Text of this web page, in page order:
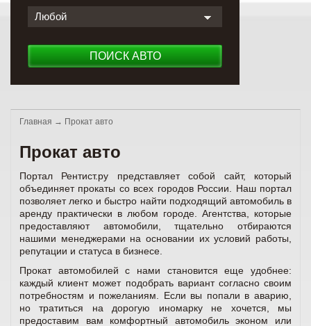
Любой
ПОИСК АВТО
Главная → Прокат авто
Прокат авто
Портал Рентист.ру представляет собой сайт, который
объединяет прокаты со всех городов России. Наш портал
позволяет легко и быстро найти подходящий автомобиль в
аренду практически в любом городе. Агентства, которые
предоставляют автомобили, тщательно отбираются
нашими менеджерами на основании их условий работы,
репутации и статуса в бизнесе.
Прокат автомобилей с нами становится еще удобнее:
каждый клиент может подобрать вариант согласно своим
потребностям и пожеланиям. Если вы попали в аварию,
но тратиться на дорогую иномарку не хочется, мы
предоставим вам комфортный автомобиль эконом или